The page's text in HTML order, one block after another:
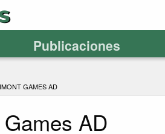
Publicaciones
GAMES AD
AD